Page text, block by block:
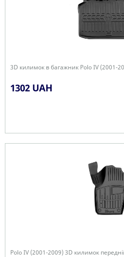
3D килимок в багажник Polo IV (2001-
1302 UAH
Polo IV (2001-2009) 3D килимок